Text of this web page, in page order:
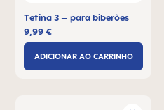
Tetina 3 – para biberões
9,99 €
ADICIONAR AO CARRINHO